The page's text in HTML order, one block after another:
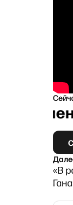
«В